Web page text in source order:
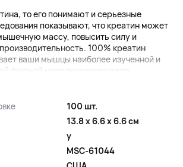
то его понимают и серьезные
показывают, что креатин может
массу, повысить силу и
100% креатин
ваши мышцы наиболее изученной и
формой микронизированного...
100 шт.
13.8 x 6.6 x 6.6 см
y
MSC-61044